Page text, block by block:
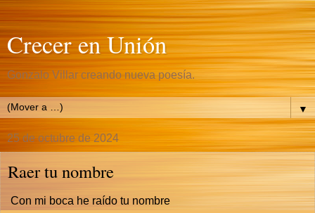
Crecer en Unión
Gonzalo Villar creando nueva poesía.
▼
25 de octubre de 2024
Raer tu nombre
Con mi boca he raído tu nombre